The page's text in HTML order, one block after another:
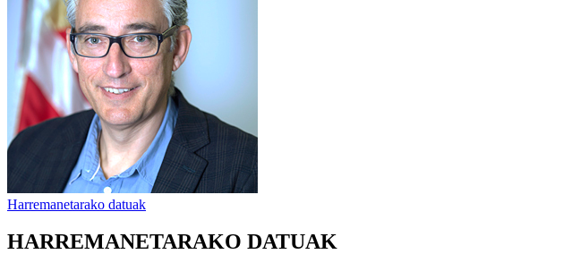
Harremanetarako datuak
HARREMANETARAKO DATUAK